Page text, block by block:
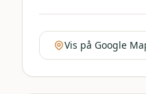
Vis på Google